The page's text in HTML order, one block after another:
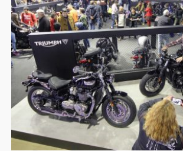
NEWSLETTER
SÍGUENOS